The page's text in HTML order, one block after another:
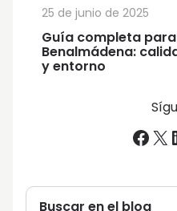
Guía completa
Benalmádena:
y entorno
25 de junio de 2025
X
Buscar en el blog